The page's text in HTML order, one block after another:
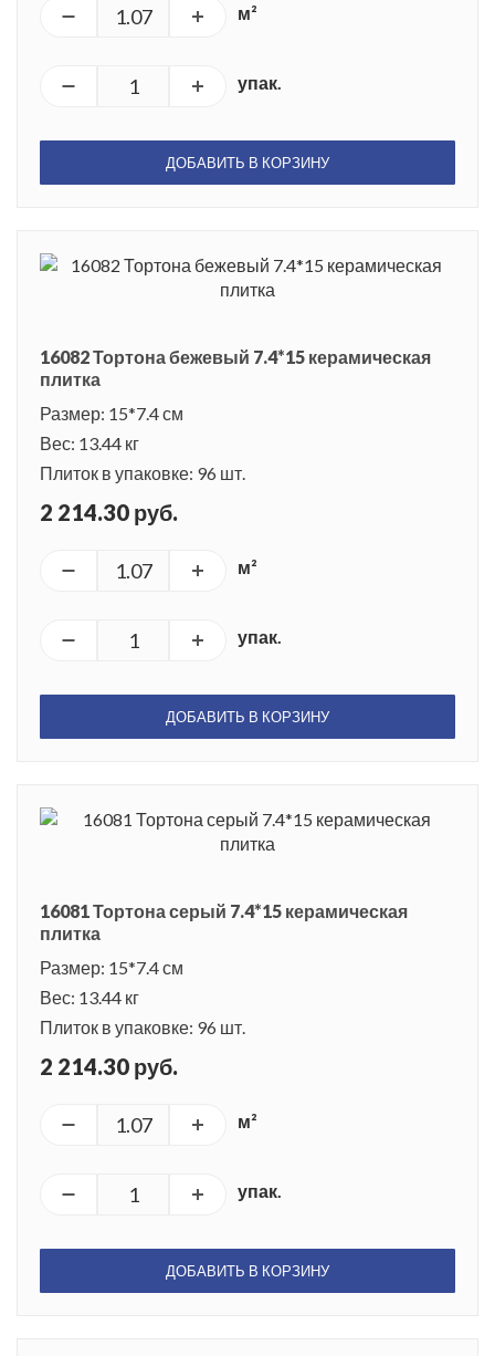
м²
упак.
ДОБАВИТЬ В КОРЗИНУ
16082 Тортона бежевый 7.4*15 керамическая
плитка
Размер: 15*7.4 см
Вес: 13.44 кг
Плиток в упаковке: 96 шт.
2 214.30 руб.
м²
упак.
ДОБАВИТЬ В КОРЗИНУ
16081 Тортона серый 7.4*15 керамическая
плитка
Размер: 15*7.4 см
Вес: 13.44 кг
Плиток в упаковке: 96 шт.
2 214.30 руб.
м²
упак.
ДОБАВИТЬ В КОРЗИНУ